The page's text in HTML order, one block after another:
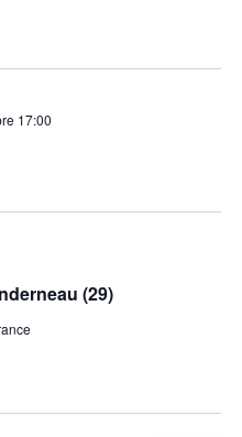
17:00
(29)